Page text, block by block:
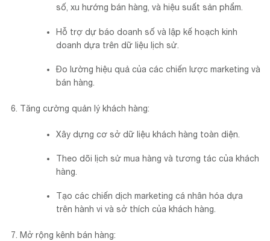
số, xu hướng bán hàng, và hiệu suất sản phẩm.
Hỗ trợ dự báo doanh số và lập kế hoạch kinh
doanh dựa trên dữ liệu lịch sử.
Đo lường hiệu quả của các chiến lược marketing và
bán hàng.
Tăng cường quản lý khách hàng:
Xây dựng cơ sở dữ liệu khách hàng toàn diện.
Theo dõi lịch sử mua hàng và tương tác của khách
hàng.
Tạo các chiến dịch marketing cá nhân hóa dựa
trên hành vi và sở thích của khách hàng.
Mở rộng kênh bán hàng: